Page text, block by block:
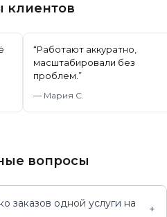
клиентов
“Работают аккуратно,
масштабировали без
проблем. ”
— Мария С.
вопросы
заказов одной услуги на
+